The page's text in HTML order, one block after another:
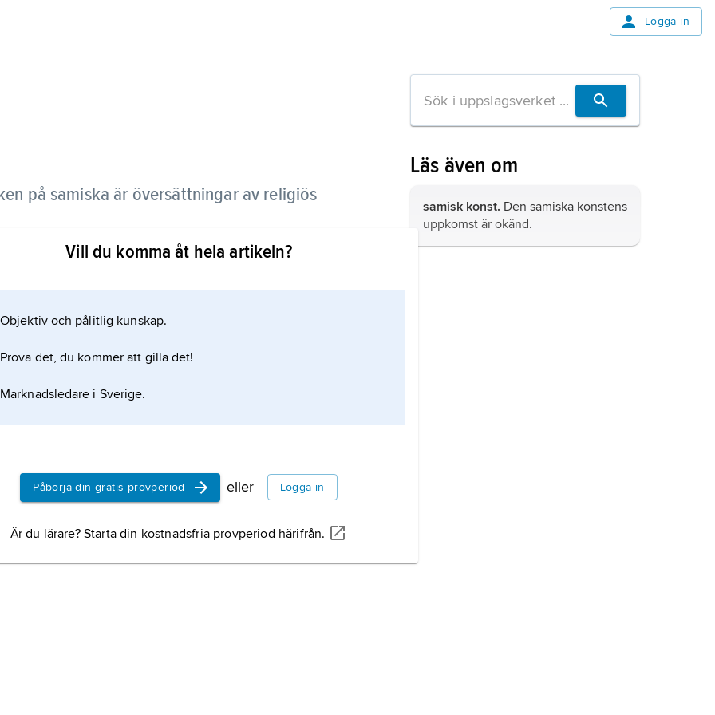
Logga in
på samiska är översättningar av religiös
är en katekes, utkom 1619. Den tradition som
samlade litterära kvarlåtenskap, alltifrån
jojkar i
av samisk poesi. Samiska folksagor och sägner
Vill du komma åt hela artikeln?
Objektiv och pålitlig kunskap.
Prova det, du kommer att gilla det!
Marknadsledare i Sverige.
Påbörja din gratis provperiod eller Logga in
Är du lärare? Starta din kostnadsfria provperiod härifrån.
Läs även om
samisk konst. Den samiska konstens
uppkomst är okänd.